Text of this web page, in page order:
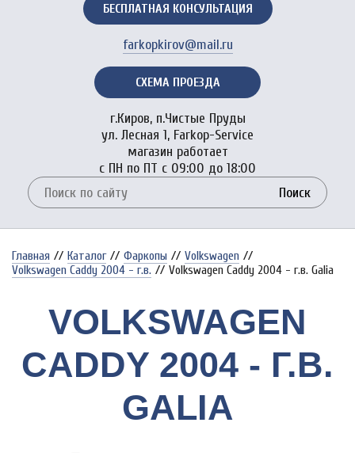
БЕСПЛАТНАЯ КОНСУЛЬТАЦИЯ
farkopkirov@mail.ru
СХЕМА ПРОЕЗДА
г.Киров, п.Чистые Пруды
ул. Лесная 1, Farkop-Service
магазин работает
с ПН по ПТ с 09:00 до 18:00
Поиск
Главная // Каталог // Фаркопы // Volkswagen //
Volkswagen Caddy 2004 - г.в. // Volkswagen Caddy 2004 - г.в. Galia
VOLKSWAGEN
CADDY 2004 - Г.В.
GALIA